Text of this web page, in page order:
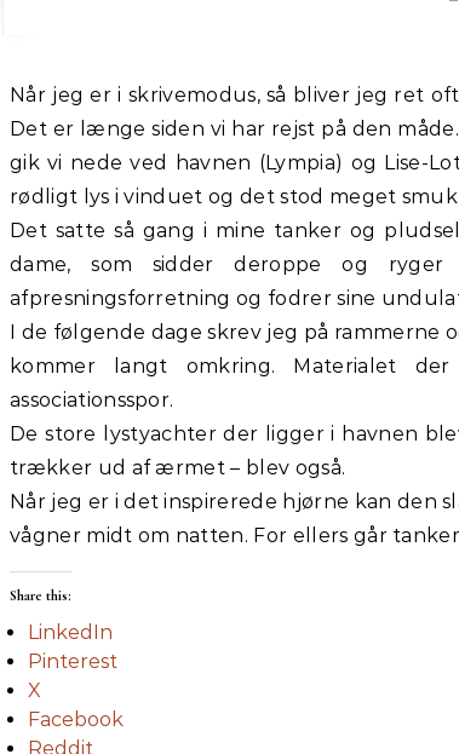
Når jeg er i skrivemodus, så bliver jeg ret ofte inspireret af de mindste ting. I sidste uge var Lise-Lotte og jeg i Nice.
Det er længe siden vi har rejst på den
gik vi nede ved havnen (Lympia) og Lise-
rødligt lys i vinduet og det stod meget
Det satte så gang i mine tanker og
dame, som sidder deroppe og
afpresningsforretning og fodrer sine
I de følgende dage skrev jeg på rammerne
kommer langt omkring. Materialet
associationsspor.
De store lystyachter der ligger i havnen
trækker ud af ærmet – blev også.
Når jeg er i det inspirerede hjørne kan den
vågner midt om natten. For ellers går
Share this:
LinkedIn
Pinterest
X
Facebook
Reddit